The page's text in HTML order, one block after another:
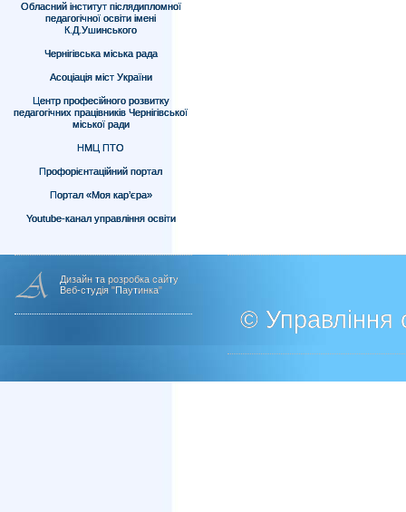
Обласний інститут післядипломної
педагогічної освіти імені
К.Д.Ушинського
Чернігівська міська рада
Асоціація міст України
Центр професійного розвитку
педагогічних працівників Чернігівської
міської ради
НМЦ ПТО
Профорієнтаційний портал
Портал «Моя кар’єра»
Youtube-канал управління освіти
Дизайн та розробка сайту
Веб-студія "Паутинка"
© Управління